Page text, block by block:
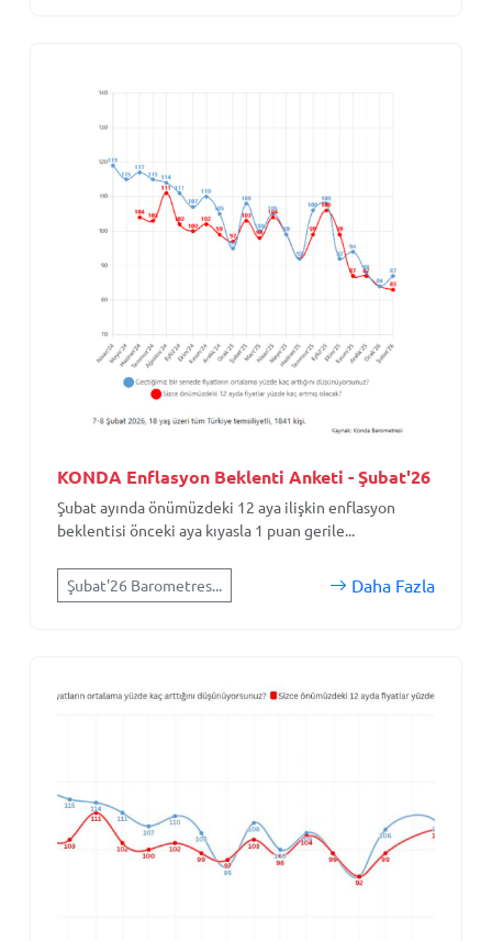
KONDA Enflasyon Beklenti Anketi - Şubat'26
Şubat ayında önümüzdeki 12 aya ilişkin enflasyon
beklentisi önceki aya kıyasla 1 puan gerile...
Şubat'26 Barometres... Daha Fazla